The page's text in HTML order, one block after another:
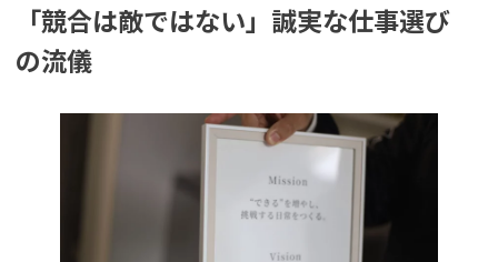
「競合は敵ではない」誠実な仕事選び
の流儀